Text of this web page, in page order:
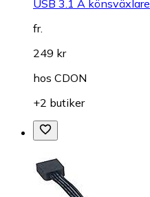
USB 3.1 A könsväxlare
fr.
249 kr
hos CDON
+2 butiker